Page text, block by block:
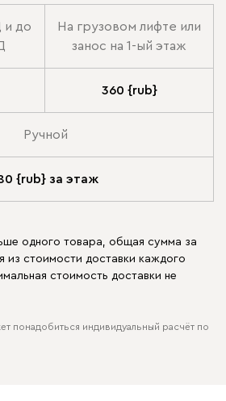
и до
На грузовом лифте или
занос на 1-ый этаж
360 {rub}
Ручной
{rub} за этаж
одного товара, общая сумма за
из стоимости доставки каждого
стоимость доставки не
понадобиться индивидуальный расчёт по